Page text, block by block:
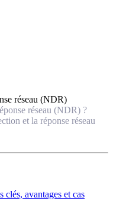
réseau (NDR)
réseau (NDR) ?
et la réponse réseau
avantages et cas